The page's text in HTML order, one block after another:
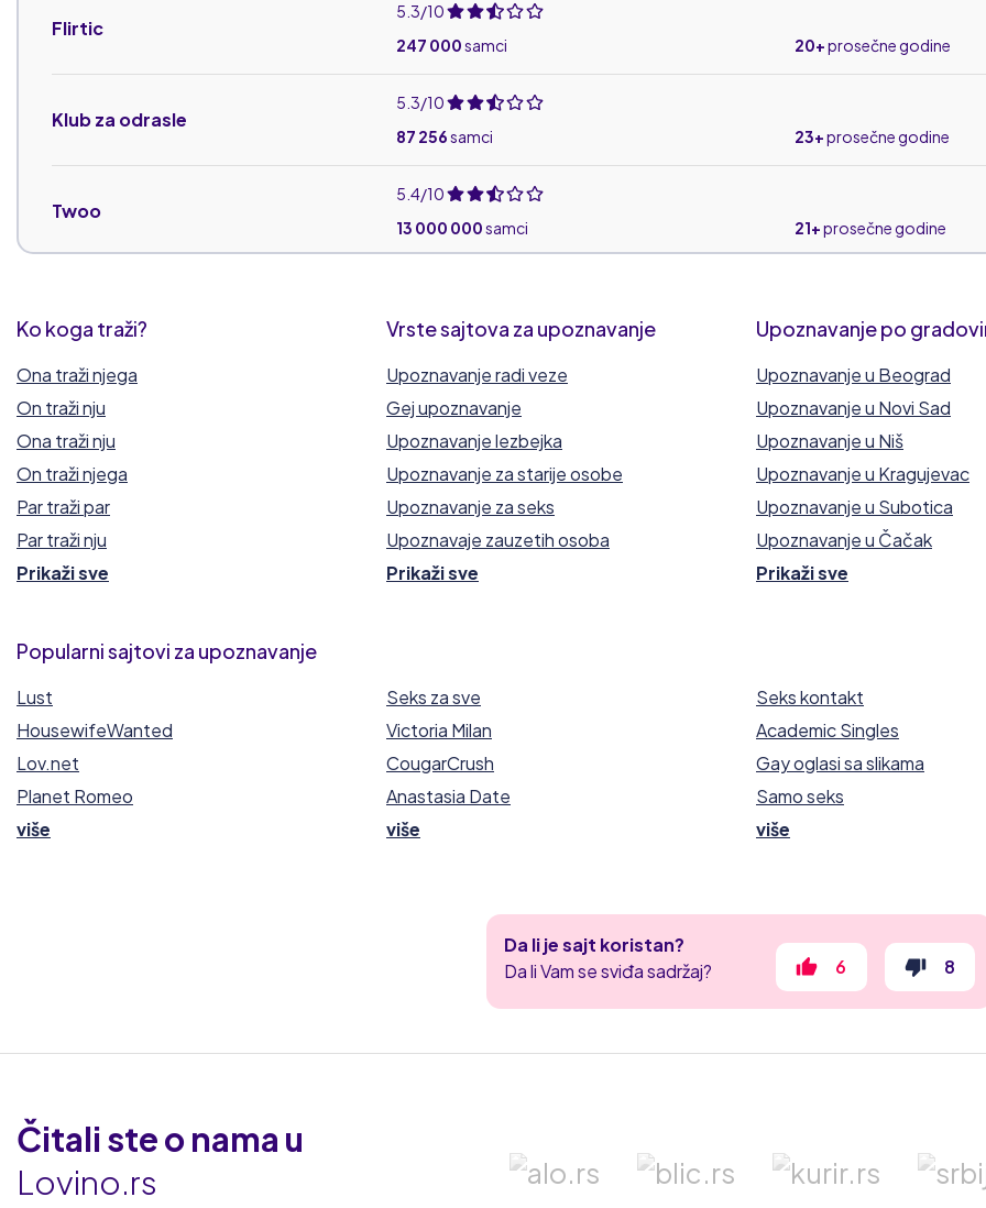
Flirtic
5.3/10
247 000samci 20+prosečne godine
Klub za odrasle
5.3/10
87 256samci 23+prosečne godine
Twoo
5.4/10
13 000 000samci 21+prosečne godine
600 000samci prosečne godine
2.8/10
samci
prosečne godine
Ko koga traži?
Ona traži njega
On traži nju
Ona traži nju
On traži njega
Par traži par
Par traži nju
Prikaži sve
Vrste sajtova za upoznavanje
Upoznavanje radi veze
Gej upoznavanje
Upoznavanje lezbejka
Upoznavanje za starije osobe
Upoznavanje za seks
Upoznavaje zauzetih osoba
Prikaži sve
Upoznavanje po
Upoznavanje u Beograd
Upoznavanje u Novi Sad
Upoznavanje u Niš
Upoznavanje u Kragujevac
Upoznavanje u Subotica
Upoznavanje u Čačak
Prikaži sve
Popularni sajtovi za upoznavanje
Lust
HousewifeWanted
Lov.net
Planet Romeo
više
Seks za sve
Victoria Milan
CougarCrush
Anastasia Date
više
Seks kontakt
Academic Singles
Gay oglasi sa slikama
Samo seks
više
Da li je sajt koristan?
Da li Vam se sviđa sadržaj?
6 8
Čitali ste o nama u
Lovino.rs